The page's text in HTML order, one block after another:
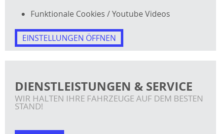
Funktionale Cookies / Youtube Videos
EINSTELLUNGEN ÖFFNEN
DIENSTLEISTUNGEN & SERVICE
WIR HALTEN IHRE FAHRZEUGE AUF DEM BESTEN
STAND!